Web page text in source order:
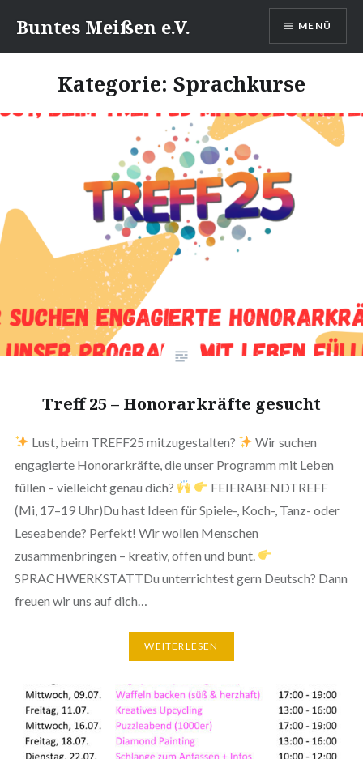
zum
Inhalt
Buntes Meißen e.V. MENÜ
Kategorie: Sprachkurse
Treff 25 – Honorarkräfte gesucht
Lust, beim TREFF25 mitzugestalten?
Wir suchen
engagierte Honorarkräfte, die unser Programm mit Leben
füllen – vielleicht genau dich?
FEIERABENDTREFF
(Mi, 17–19 Uhr)Du hast Ideen für Spiele-, Koch-, Tanz- oder
Leseabende? Perfekt! Wir wollen Menschen
zusammenbringen – kreativ, offen und bunt.
SPRACHWERKSTATTDu unterrichtest gern Deutsch? Dann
freuen wir uns auf dich…
WEITERLESEN